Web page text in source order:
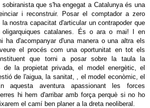
sobiranista que s'ha engegat a Catalunya és una
i reconstruir. Posar el comptador a zero
nostra capacitat d'articular un contrapoder que
catalanes. És o ara o mai! I en
ha d'acompanyar d'una manera o una altra els
el procés com una oportunitat en tot els
que torni a posar sobre la taula la
de la propietat privada, el model energètic, el
de l'aigua, la sanitat, , el model econòmic, el
aquesta aventura apassionant les forces
hi hem d'arribar amb força perquè si no ho
el camí ben planer a la dreta neoliberal.